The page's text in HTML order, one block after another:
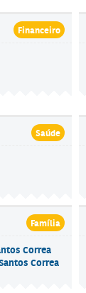
Financeiro
Saúde
Família
Correa
Correa